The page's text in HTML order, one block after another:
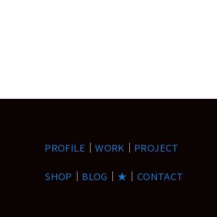
PROFILE ｜WORK ｜ PROJECT
SHOP ｜ BLOG ｜ ★ ｜ CONTACT